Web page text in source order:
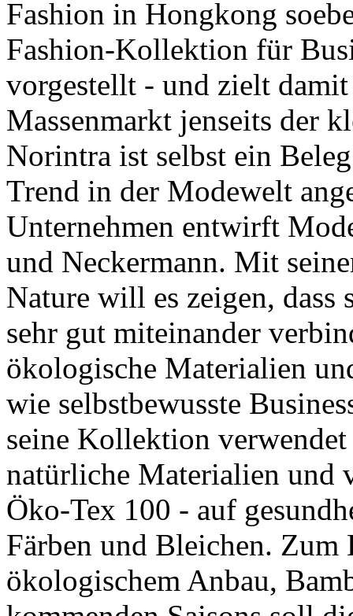
Fashion in Hongkong
Fashion-Kollektion für
vorgestellt - und zielt
Massenmarkt jenseits der
Norintra ist selbst ein
Trend in der Modewelt
Unternehmen entwirft
und Neckermann. Mit
Nature will es zeigen, dass
sehr gut miteinander
ökologische Materialien
wie selbstbewusste
seine Kollektion
natürliche Materialien und
Öko-Tex 100 - auf
Färben und Bleichen. Zum
ökologischem Anbau,